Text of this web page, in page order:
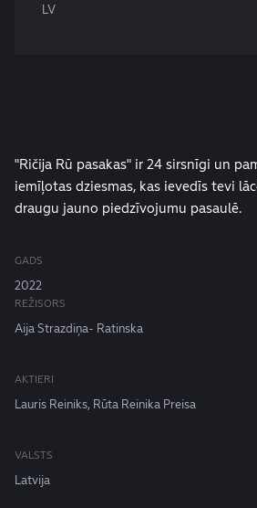
LV
"Ričija Rū pasakas" ir 24 sirsnīgi un
iemīļotas dziesmas, kas ievedīs tevi
draugu jauno piedzīvojumu pasaulē.
GADS
2022
REŽISORS
Aija Strazdiņa- Ratinska
AKTIERI
Lauris Reiniks, Rūta Reinika Preisa
VALSTS
Latvija